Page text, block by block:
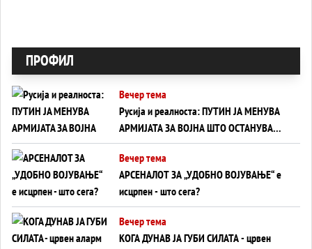
ПРОФИЛ
Вечер тема
Русија и реалноста: ПУТИН ЈА МЕНУВА
АРМИЈАТА ЗА ВОЈНА ШТО ОСТАНУВА
БЕЗ ФРОНТ
Вечер тема
АРСЕНАЛОТ ЗА „УДОБНО ВОЈУВАЊЕ“ е
исцрпен - што сега?
Вечер тема
КОГА ДУНАВ ЈА ГУБИ СИЛАТА - црвен